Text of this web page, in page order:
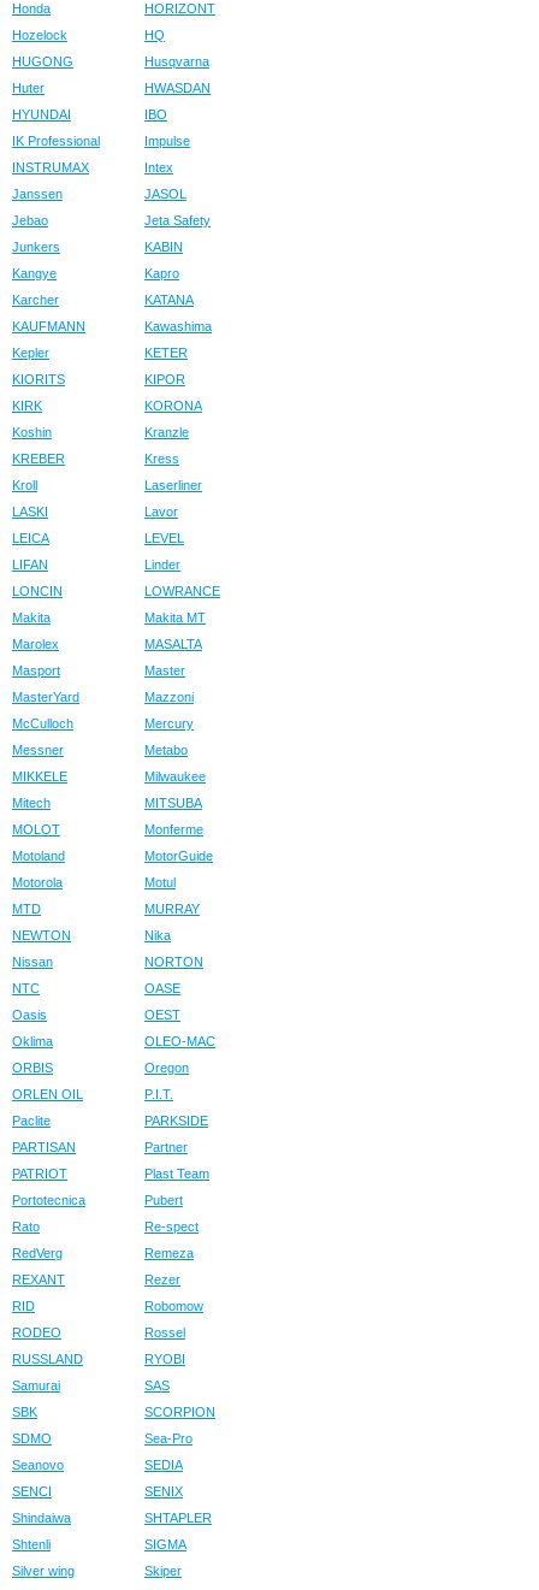
Honda
HORIZONT
Hozelock
HQ
HUGONG
Husqvarna
Huter
HWASDAN
HYUNDAI
IBO
IK Professional
Impulse
INSTRUMAX
Intex
Janssen
JASOL
Jebao
Jeta Safety
Junkers
KABIN
Kangye
Kapro
Karcher
KATANA
KAUFMANN
Kawashima
Kepler
KETER
KIORITS
KIPOR
KIRK
KORONA
Koshin
Kranzle
KREBER
Kress
Kroll
Laserliner
LASKI
Lavor
LEICA
LEVEL
LIFAN
Linder
LONCIN
LOWRANCE
Makita
Makita MT
Marolex
MASALTA
Masport
Master
MasterYard
Mazzoni
McCulloch
Mercury
Messner
Metabo
MIKKELE
Milwaukee
Mitech
MITSUBA
MOLOT
Monferme
Motoland
MotorGuide
Motorola
Motul
MTD
MURRAY
NEWTON
Nika
Nissan
NORTON
NTC
OASE
Oasis
OEST
Oklima
OLEO-MAC
ORBIS
Oregon
ORLEN OIL
P.I.T.
Paclite
PARKSIDE
PARTISAN
Partner
PATRIOT
Plast Team
Portotecnica
Pubert
Rato
Re-spect
RedVerg
Remeza
REXANT
Rezer
RID
Robomow
RODEO
Rossel
RUSSLAND
RYOBI
Samurai
SAS
SBK
SCORPION
SDMO
Sea-Pro
Seanovo
SEDIA
SENCI
SENIX
Shindaiwa
SHTAPLER
Shtenli
SIGMA
Silver wing
Skiper